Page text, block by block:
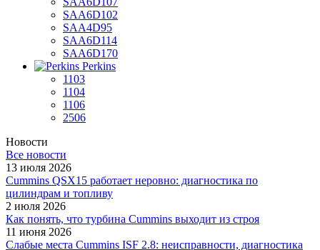
SAA6D102
SAA4D95
SAA6D114
SAA6D170
Perkins
1103
1104
1106
2506
Новости
Все новости
13 июля 2026
Cummins QSX15 работает неровно: диагностика по
цилиндрам и топливу
2 июля 2026
Как понять, что турбина Cummins выходит из строя
11 июня 2026
Слабые места Cummins ISF 2.8: неисправности, диагностика